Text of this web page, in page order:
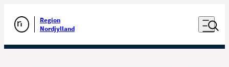
Gå til forsiden
Region
Nordjylland
Åben
Udfør søgning
Tilbage